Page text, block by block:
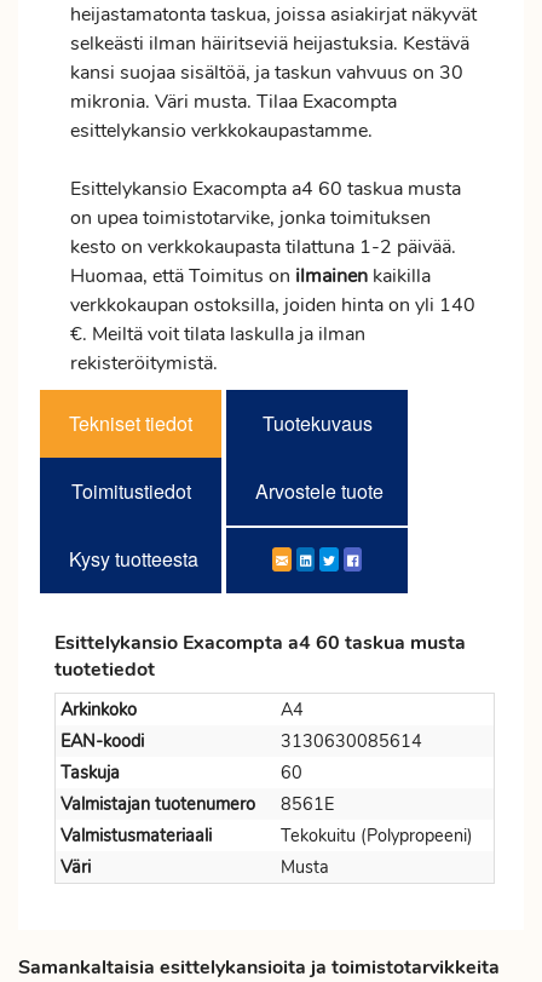
heijastamatonta taskua, joissa asiakirjat näkyvät
selkeästi ilman häiritseviä heijastuksia. Kestävä
kansi suojaa sisältöä, ja taskun vahvuus on 30
mikronia. Väri musta. Tilaa Exacompta
esittelykansio verkkokaupastamme.
Esittelykansio Exacompta a4 60 taskua musta
on upea toimistotarvike, jonka toimituksen
kesto on verkkokaupasta tilattuna 1-2 päivää.
Huomaa, että Toimitus on ilmainen kaikilla
verkkokaupan ostoksilla, joiden hinta on yli 140
€. Meiltä voit tilata laskulla ja ilman
rekisteröitymistä.
Tekniset tiedot Tuotekuvaus
Toimitustiedot Arvostele tuote
Kysy tuotteesta
Esittelykansio Exacompta a4 60 taskua musta
tuotetiedot
Arkinkoko
A4
EAN-koodi
3130630085614
Taskuja
60
Valmistajan tuotenumero
8561E
Valmistusmateriaali
Tekokuitu (Polypropeeni)
Väri
Musta
Samankaltaisia esittelykansioita ja toimistotarvikkeita